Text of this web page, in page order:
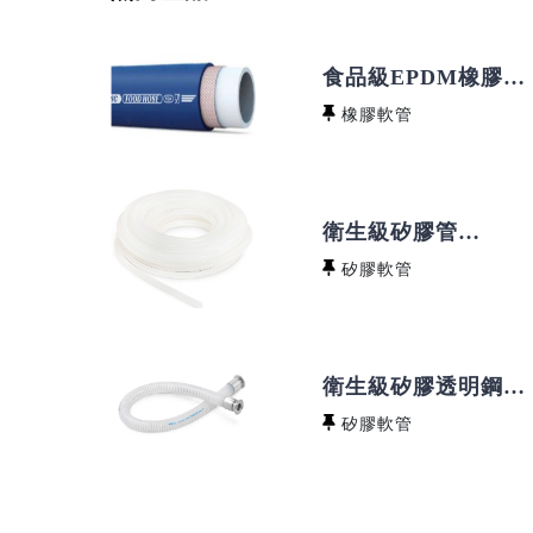
食品級EPDM橡膠軟
管 CJFLEX EFSC
橡膠軟管
衛生級矽膠管
VENAIR
矽膠軟管
衛生級矽膠透明鋼絲
管 VENAIR VENA®
矽膠軟管